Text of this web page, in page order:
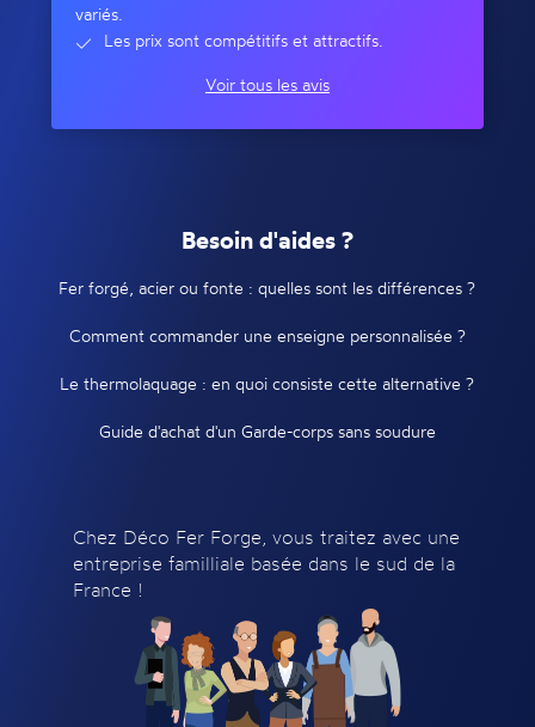
variés.
Les prix sont compétitifs et attractifs.
Voir tous les avis
Besoin d'aides ?
Fer forgé, acier ou fonte : quelles sont les différences ?
Comment commander une enseigne personnalisée ?
Le thermolaquage : en quoi consiste cette alternative ?
Guide d'achat d'un Garde-corps sans soudure
Chez Déco Fer Forge, vous traitez avec une
entreprise familliale basée dans le sud de la
France !